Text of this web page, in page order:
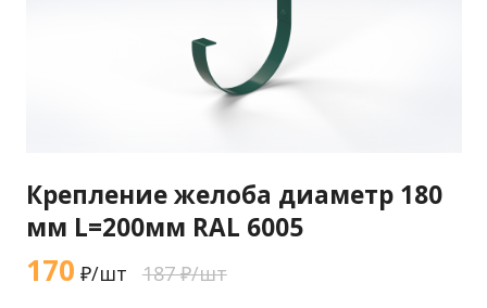
Крепление желоба диаметр 180
мм L=200мм RAL 6005
170 ₽/шт 187 ₽/шт